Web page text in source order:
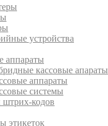
устройства
аппараты
кассовые апараты
аппараты
системы
кодов
этикеток